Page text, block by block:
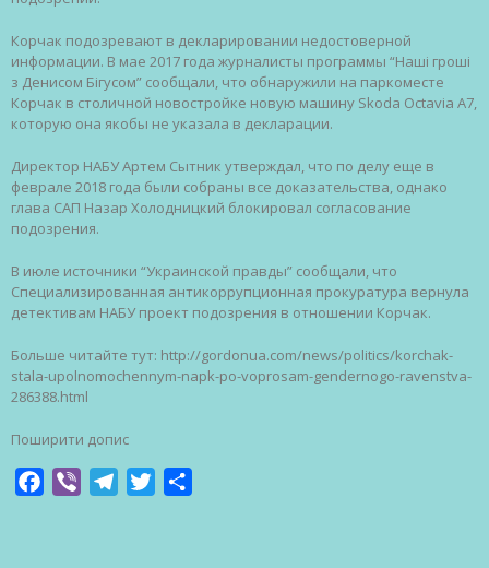
Корчак подозревают в декларировании недостоверной
информации. В мае 2017 года журналисты программы “Наші гроші
з Денисом Бігусом” сообщали, что обнаружили на паркоместе
Корчак в столичной новостройке новую машину Skoda Octavia A7,
которую она якобы не указала в декларации.
Директор НАБУ Артем Сытник утверждал, что по делу еще в
феврале 2018 года были собраны все доказательства, однако
глава САП Назар Холодницкий блокировал согласование
подозрения.
В июле источники “Украинской правды” сообщали, что
Специализированная антикоррупционная прокуратура вернула
детективам НАБУ проект подозрения в отношении Корчак.
Больше читайте тут: http://gordonua.com/news/politics/korchak-
stala-upolnomochennym-napk-po-voprosam-gendernogo-ravenstva-
286388.html
Поширити допис
Facebook
Viber TelegramTwitter